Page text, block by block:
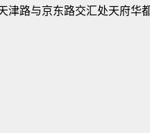
津路与京东路交汇处天府华